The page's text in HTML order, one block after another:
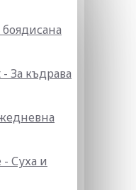
За къдрава
- Суха и